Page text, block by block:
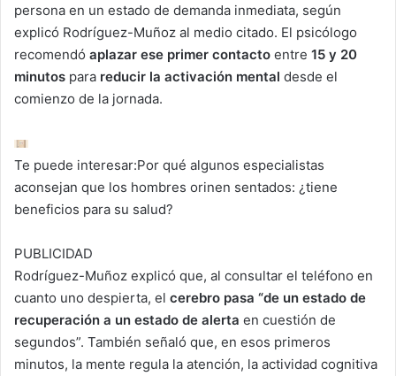
persona en un estado de demanda inmediata, según
explicó Rodríguez-Muñoz al medio citado. El psicólogo
recomendó aplazar ese primer contacto entre 15 y 20
minutos para reducir la activación mental desde el
comienzo de la jornada.
Te puede interesar:Por qué algunos especialistas
aconsejan que los hombres orinen sentados: ¿tiene
beneficios para su salud?
PUBLICIDAD
Rodríguez-Muñoz explicó que, al consultar el teléfono en
cuanto uno despierta, el cerebro pasa “de un estado de
recuperación a un estado de alerta en cuestión de
segundos”. También señaló que, en esos primeros
minutos, la mente regula la atención, la actividad cognitiva